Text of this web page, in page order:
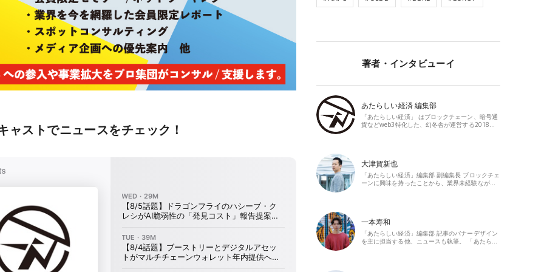
ャストでニュースをチェック！
著者・インタビューイ
あたらしい経済 編集部
「あたらしい経済」 はブロックチェーン、暗号通
貨などweb3特化した、幻冬舎が運営する2018…
大津賀新也
「あたらしい経済」編集部 副編集長 ブロックチェ
ーンに興味を持ったことから、業界未経験なが…
一本寿和
「あたらしい経済」編集部 記事のバナーデザイン
を主に担当する他、ニュースも執筆。 「あたら…